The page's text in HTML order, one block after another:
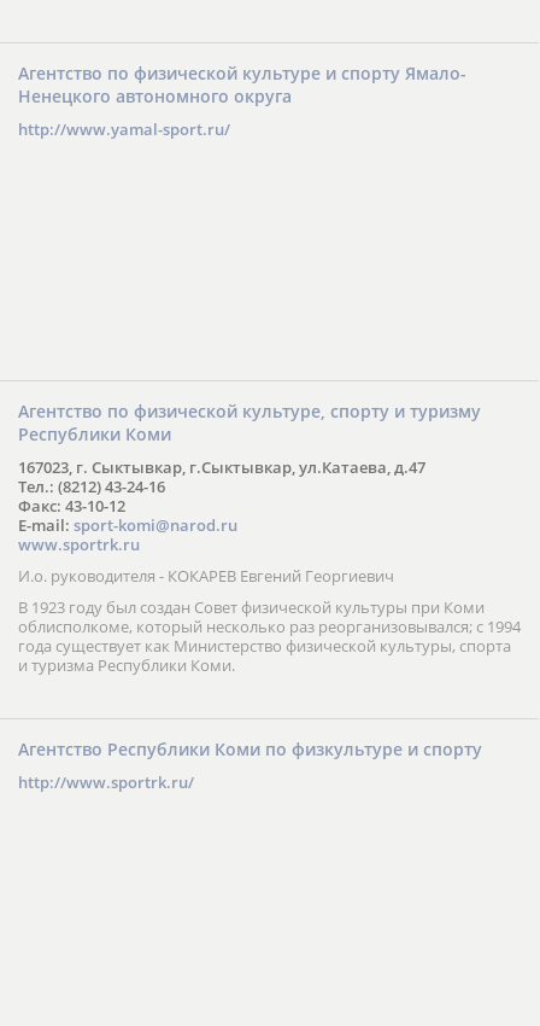
Агентство по физической культуре и спорту Ямало-
Ненецкого автономного округа
http://www.yamal-sport.ru/
Агентство по физической культуре, спорту и туризму
Республики Коми
167023, г. Сыктывкар, г.Сыктывкар, ул.Катаева, д.47
Тел.: (8212) 43-24-16
Факс: 43-10-12
E-mail: sport-komi@narod.ru
www.sportrk.ru
И.о. руководителя - КОКАРЕВ Евгений Георгиевич
В 1923 году был создан Совет физической культуры при Коми
облисполкоме, который несколько раз реорганизовывался; с 1994
года существует как Министерство физической культуры, спорта
и туризма Республики Коми.
Агентство Республики Коми по физкультуре и спорту
http://www.sportrk.ru/